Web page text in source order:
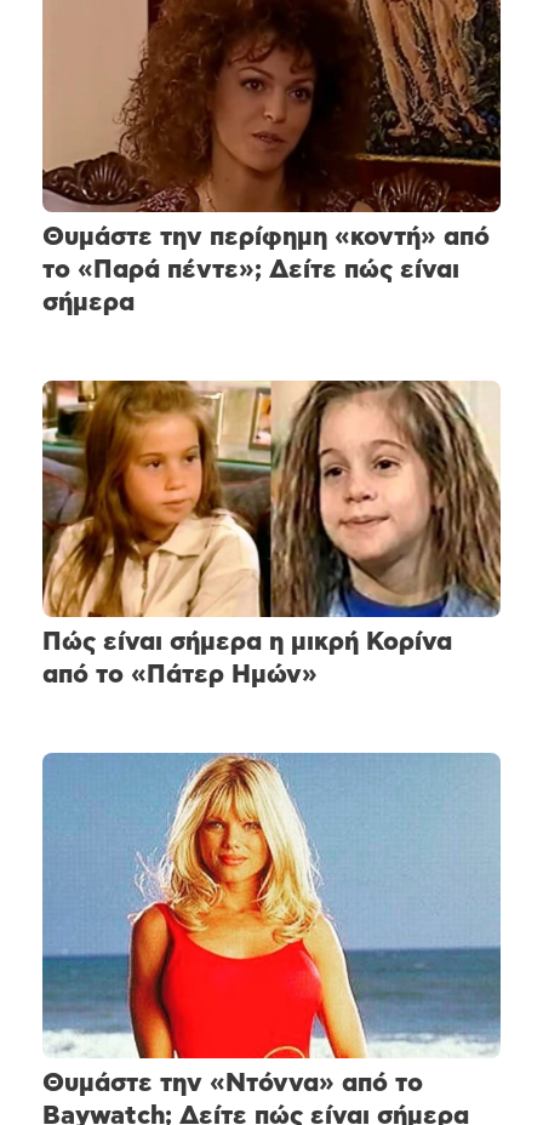
Θυμάστε την περίφημη «κοντή» από
το «Παρά πέντε»; Δείτε πώς είναι
σήμερα
Πώς είναι σήμερα η μικρή Κορίνα
από το «Πάτερ Ημών»
Θυμάστε την «Ντόννα» από το
Baywatch; Δείτε πώς είναι σήμερα